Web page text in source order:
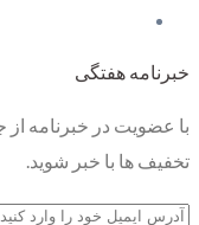
خبرنامه هفتگی
با عضویت در خبرنامه از
تخفیف ها با خبر شوید.